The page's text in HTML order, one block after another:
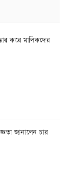
করে মালিকদের
জানালেন চার